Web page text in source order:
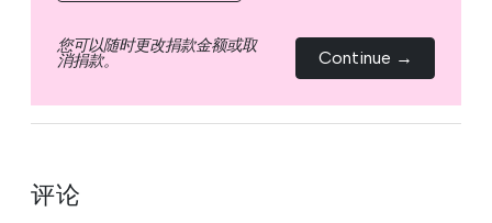
您可以随时更改捐款金额或取
消捐款。 Continue →
评论